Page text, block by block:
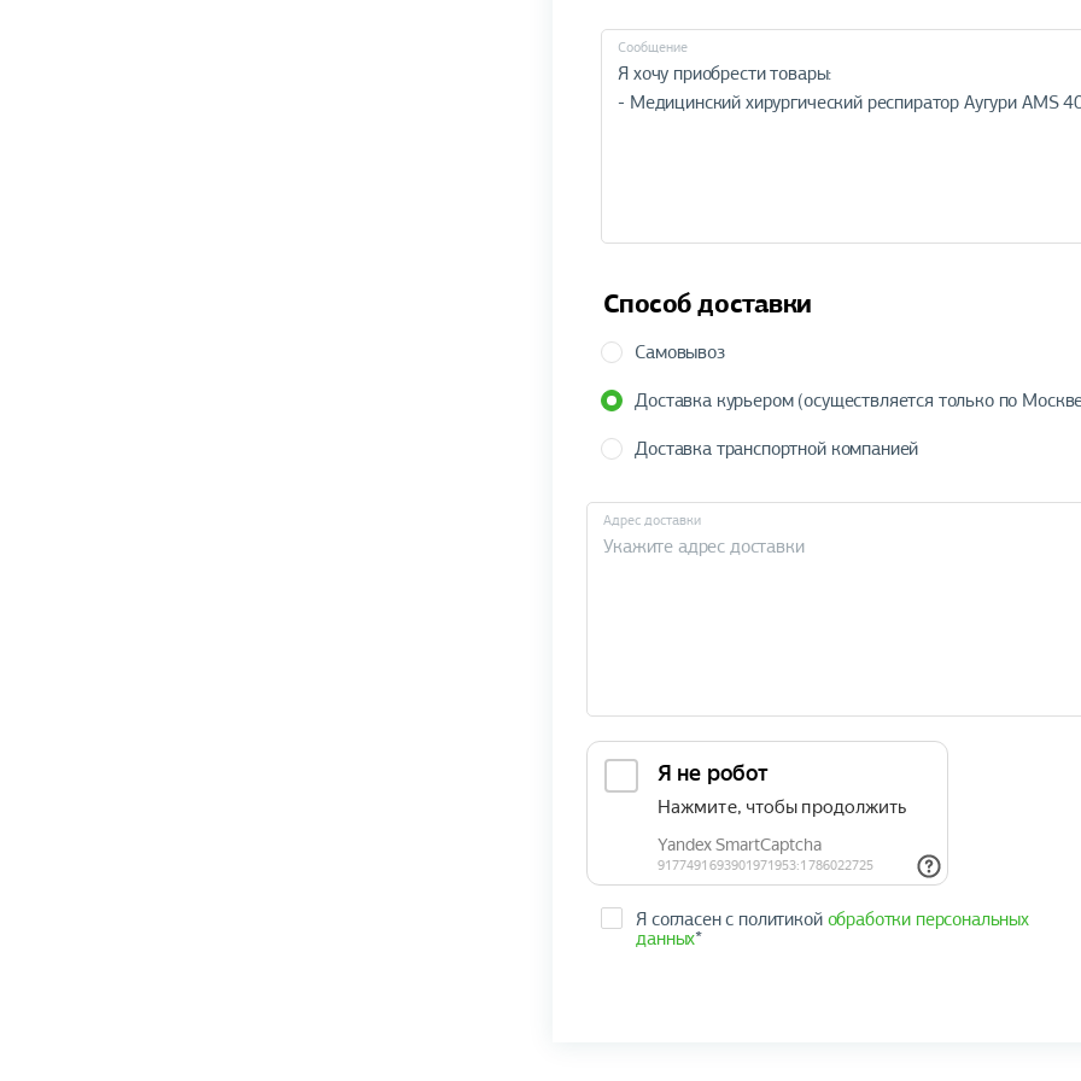
Cообщение
Способ доставки
Самовывоз
Доставка курьером (осуществляется только по
Доставка транспортной компанией
Адрес доставки
Я согласен с политикой обработки персональных
данных*